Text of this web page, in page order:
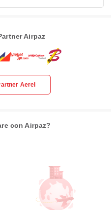
Airpaz
Aerei
con Airpaz?